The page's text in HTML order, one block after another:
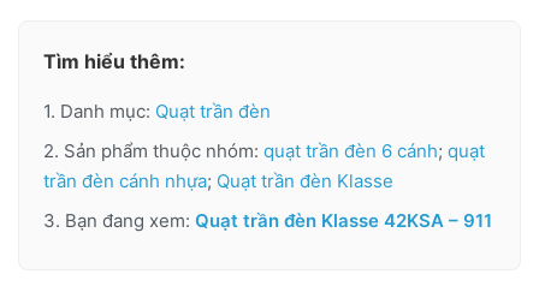
Tìm hiểu thêm:
1. Danh mục: Quạt trần đèn
2. Sản phẩm thuộc nhóm: quạt trần đèn 6 cánh; quạt
trần đèn cánh nhựa; Quạt trần đèn Klasse
3. Bạn đang xem: Quạt trần đèn Klasse 42KSA – 911